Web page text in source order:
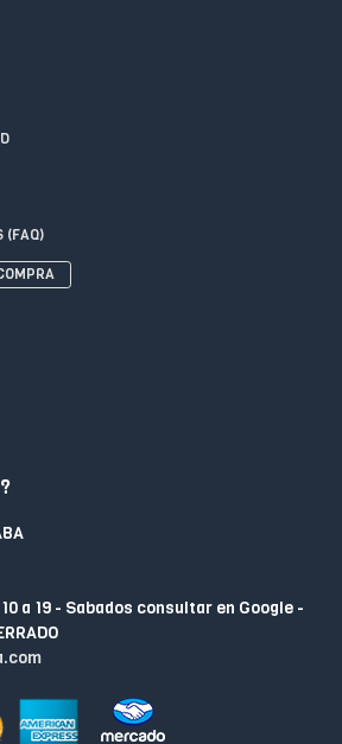
(FAQ)
a 19 - Sabados consultar en Google -